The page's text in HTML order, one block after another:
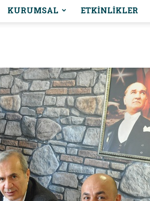
Yatırımcı
Ve
KURUMSAL ETKINLIKLER